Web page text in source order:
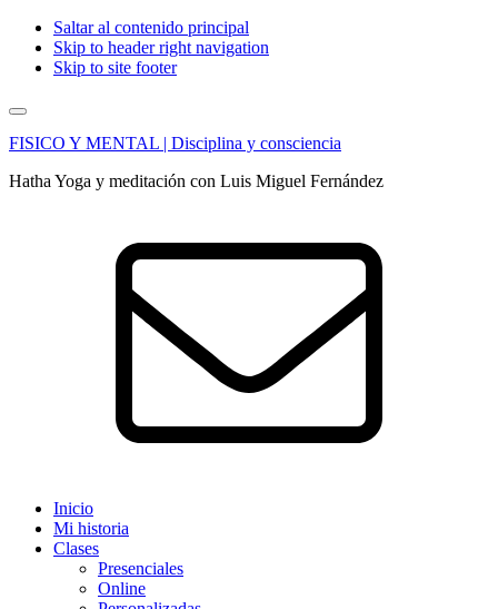
Saltar al contenido principal
Skip to header right navigation
Skip to site footer
Menu
FISICO Y MENTAL | Disciplina y consciencia
Hatha Yoga y meditación con Luis Miguel Fernández
Inicio
Mi historia
Clases
Presenciales
Online